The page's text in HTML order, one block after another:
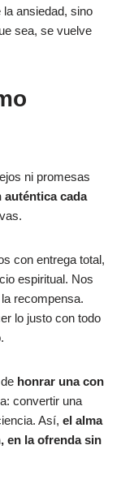
ansiedad, sino
sea, se vuelve
ni promesas
auténtica cada
con entrega total,
espiritual. Nos
recompensa.
lo justo con todo
honrar una con
convertir una
Así, el alma
en la ofrenda sin